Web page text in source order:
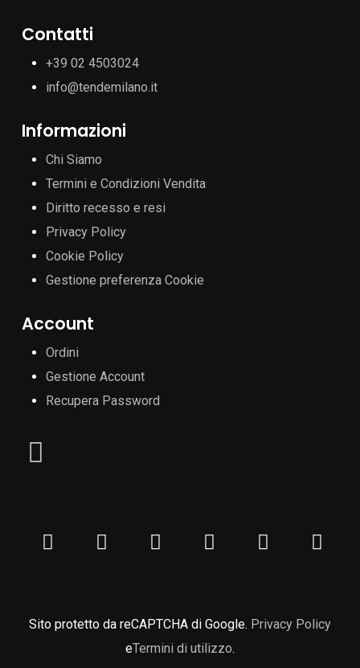
Contatti
+39 02 4503024
info@tendemilano.it
Informazioni
Chi Siamo
Termini e Condizioni Vendita
Diritto recesso e resi
Privacy Policy
Cookie Policy
Gestione preferenza Cookie
Account
Ordini
Gestione Account
Recupera Password
Sito protetto da reCAPTCHA di Google. Privacy Policy
eTermini di utilizzo.